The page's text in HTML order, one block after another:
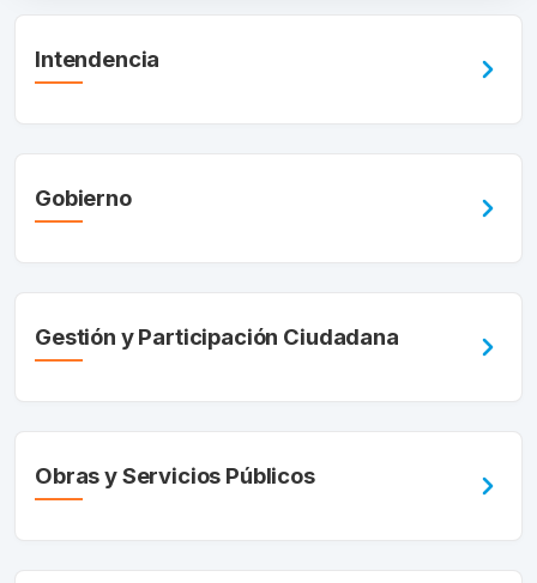
Intendencia
Gobierno
Gestión y Participación Ciudadana
Obras y Servicios Públicos